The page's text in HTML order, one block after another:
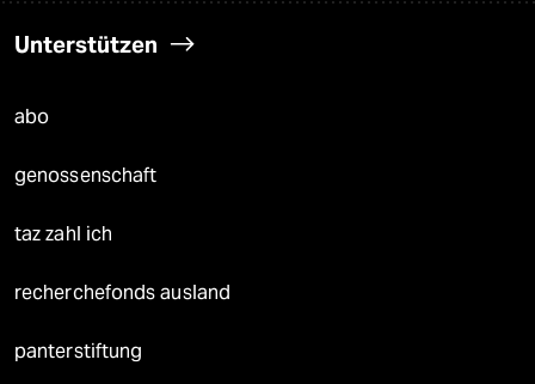
Unterstützen
abo
genossenschaft
taz zahl ich
recherchefonds ausland
panterstiftung